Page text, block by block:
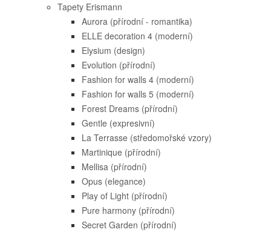
Tapety Erismann
Aurora (přírodní - romantika)
ELLE decoration 4 (moderní)
Elysium (design)
Evolution (přírodní)
Fashion for walls 4 (moderní)
Fashion for walls 5 (moderní)
Forest Dreams (přírodní)
Gentle (expresivní)
La Terrasse (středomořské vzory)
Martinique (přírodní)
Mellisa (přírodní)
Opus (elegance)
Play of Light (přírodní)
Pure harmony (přírodní)
Secret Garden (přírodní)